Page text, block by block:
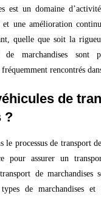
est un domaine
une amélioration
quelle que soit la
de marchandises sont
rencontrés
de
?
le processus de transport
pour assurer un
de marchandises
de marchandises et